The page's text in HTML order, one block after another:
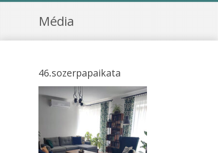
Média
46.sozerpapaikata